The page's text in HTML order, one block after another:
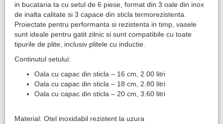
in bucataria ta cu setul de 6 piese, format din 3 oale din inox
de inalta calitate si 3 capace din sticla termorezistenta.
Proiectate pentru performanta si rezistenta in timp, vasele
sunt ideale pentru gatit zilnic si sunt compatibile cu toate
tipurile de plite, inclusiv plitele cu inductie.
Continutul setului:
Oala cu capac din sticla – 16 cm, 2.00 litri
Oala cu capac din sticla – 18 cm, 2.80 litri
Oala cu capac din sticla – 20 cm, 3.60 litri
Material: Otel inoxidabil rezistent la uzura